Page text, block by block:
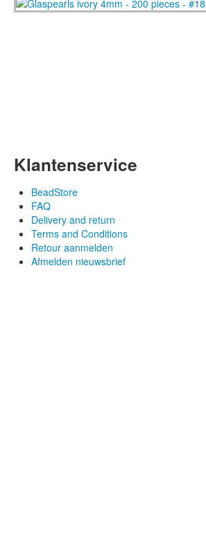
Klantenservice
BeadStore
FAQ
Delivery and return
Terms and Conditions
Retour aanmelden
Afmelden nieuwsbrief